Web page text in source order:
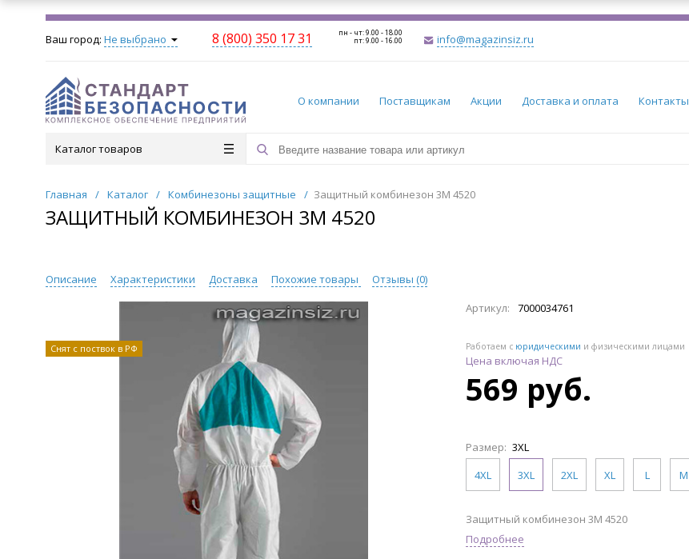
Ваш город: Не выбрано 8 (800) 350 17 31 пн - чт: 9.00 - 18.00
пт: 9.00 - 16.00 info@magazinsiz.ru
О компании Поставщикам Акции Доставка и оплата Контакты
Каталог товаров
Главная / Каталог / Комбинезоны защитные / Защитный комбинезон 3M 4520
ЗАЩИТНЫЙ КОМБИНЕЗОН 3M 4520
Описание Характеристики Доставка Похожие товары Отзывы (0)
Снят с поствок в РФ
Артикул: 7000034761
Работаем с юридическими и физическими лицами
Цена включая НДС
569 руб.
Размер: 3XL
4XL
3XL 2XL XL L M
Защитный комбинезон 3M 4520
Подробнее